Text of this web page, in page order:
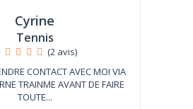
Cyrine
Tennis
(2 avis)
CONTACT AVEC MOI VIA
TRAINME AVANT DE FAIRE
TOUTE...